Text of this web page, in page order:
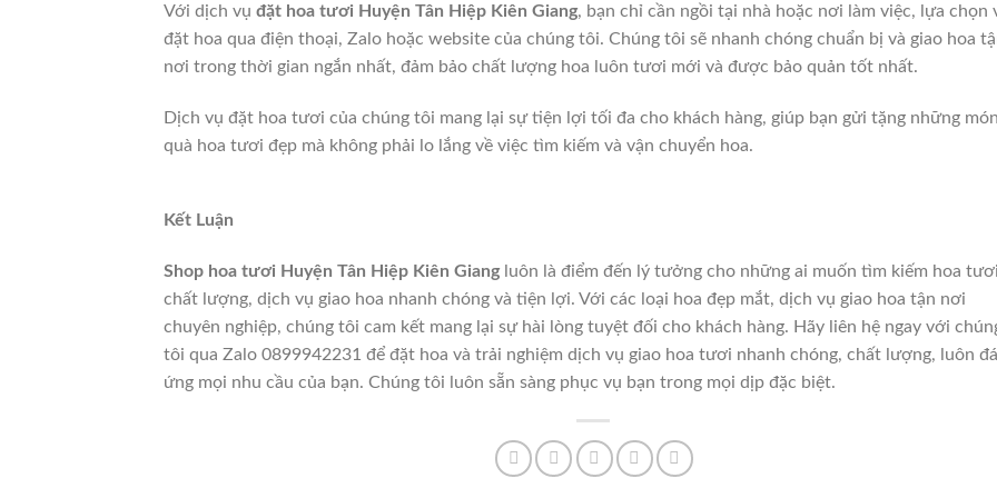
Với dịch vụ đặt hoa tươi Huyện Tân Hiệp Kiên Giang, bạn chỉ cần ngồi tại nhà hoặc nơi làm việc, lựa chọn
đặt hoa qua điện thoại, Zalo hoặc website của chúng tôi. Chúng tôi sẽ nhanh chóng chuẩn bị và giao hoa
nơi trong thời gian ngắn nhất, đảm bảo chất lượng hoa luôn tươi mới và được bảo quản tốt nhất.
Dịch vụ đặt hoa tươi của chúng tôi mang lại sự tiện lợi tối đa cho khách hàng, giúp bạn gửi tặng những món
quà hoa tươi đẹp mà không phải lo lắng về việc tìm kiếm và vận chuyển hoa.
Kết Luận
Shop hoa tươi Huyện Tân Hiệp Kiên Giangluôn là điểm đến lý tưởng cho những ai muốn tìm kiếm hoa tươi
chất lượng, dịch vụ giao hoa nhanh chóng và tiện lợi. Với các loại hoa đẹp mắt, dịch vụ giao hoa tận nơi
chuyên nghiệp, chúng tôi cam kết mang lại sự hài lòng tuyệt đối cho khách hàng. Hãy liên hệ ngay với
tôi qua Zalo 0899942231 để đặt hoa và trải nghiệm dịch vụ giao hoa tươi nhanh chóng, chất lượng, luôn
ứng mọi nhu cầu của bạn. Chúng tôi luôn sẵn sàng phục vụ bạn trong mọi dịp đặc biệt.